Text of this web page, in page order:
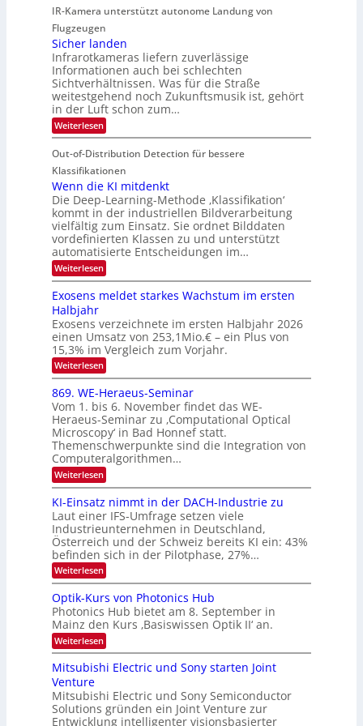
-
M
e
m
s
u
n
d
M
a
n
t
i
S
p
e
c
t
r
l
i
c
h
k
e
i
t
e
d
e
r
i
n
V
I
S
I
O
N
T
e
c
h
T
a
l
k
u
i
d
e
d
T
o
u
r
u
d
e
r
V
S
O
N
2
0
2
6
IR-Kamera unterstützt autonome Landung von
Flugzeugen
Sicher landen
Infrarotkameras liefern zuverlässige
Informationen auch bei schlechten
Sichtverhältnissen. Was für die Straße
weitestgehend noch Zukunftsmusik ist, gehört
in der Luft schon zum…
Weiterlesen:
S
c
h
l
a
n
d
e
n
Out-of-Distribution Detection für bessere
Klassifikationen
Wenn die KI mitdenkt
Die Deep-Learning-Methode ‚Klassifikation‘
kommt in der industriellen Bildverarbeitung
vielfältig zum Einsatz. Sie ordnet Bilddaten
vordefinierten Klassen zu und unterstützt
automatisierte Entscheidungen im…
Weiterlesen:
W
n
d
i
e
K
I
m
i
t
d
e
n
k
t
Exosens meldet starkes Wachstum im ersten
Halbjahr
Exosens verzeichnete im ersten Halbjahr 2026
einen Umsatz von 253,1Mio.€ – ein Plus von
15,3% im Vergleich zum Vorjahr.
Weiterlesen:
E
x
o
s
e
n
s
m
e
l
d
e
t
s
t
a
r
k
e
W
a
c
h
s
u
i
m
e
869. WE-Heraeus-Seminar
Vom 1. bis 6. November findet das WE-
Heraeus-Seminar zu ‚Computational Optical
Microscopy‘ in Bad Honnef statt.
Themenschwerpunkte sind die Integration von
Computeralgorithmen…
Weiterlesen:
8
9
.
W
E
-
H
e
r
a
e
u
s
-
S
e
n
a
r
KI-Einsatz nimmt in der DACH-Industrie zu
Laut einer IFS-Umfrage setzen viele
Industrieunternehmen in Deutschland,
Österreich und der Schweiz bereits KI ein: 43%
befinden sich in der Pilotphase, 27%…
Weiterlesen:
K
-
E
i
n
s
a
t
n
m
Optik-Kurs von Photonics Hub
Photonics Hub bietet am 8. September in
Mainz den Kurs ‚Basiswissen Optik II‘ an.
Weiterlesen:
O
p
t
k
-
K
Mitsubishi Electric und Sony starten Joint
Venture
Mitsubishi Electric und Sony Semiconductor
Solutions gründen ein Joint Venture zur
Entwicklung intelligenter visionsbasierter